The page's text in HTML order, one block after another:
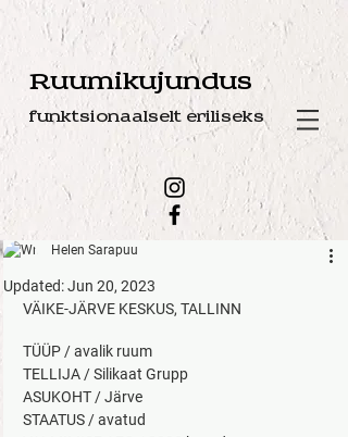
Ruumikujundus
funktsionaalselt eriliseks
Helen Sarapuu
Updated:Jun 20, 2023
VÄIKE-JÄRVE KESKUS, TALLINN
TÜÜP / avalik ruum
TELLIJA / Silikaat Grupp
ASUKOHT / Järve
STAATUS / avatud